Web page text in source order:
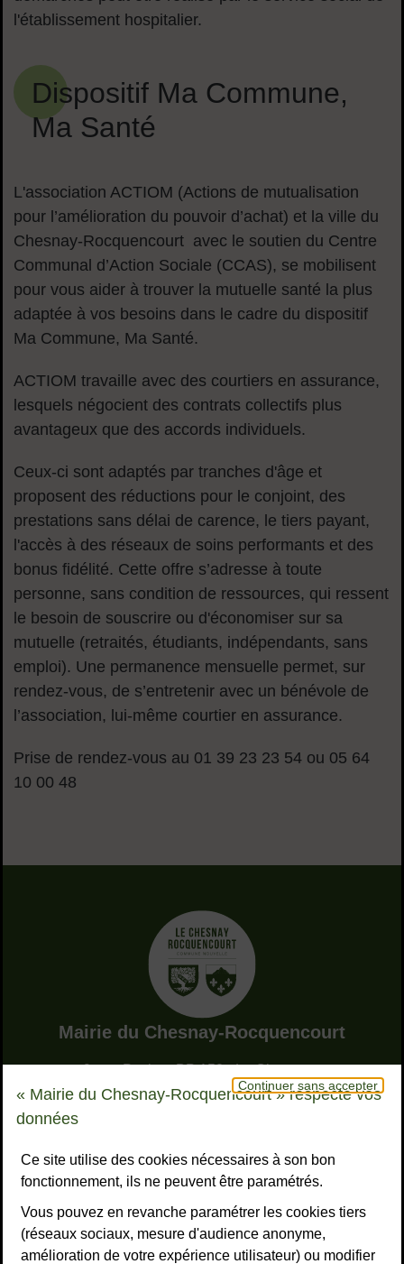
Continuer sans accepter
« Mairie du Chesnay-Rocquencourt » respecte vos
données
Ce site utilise des cookies nécessaires à son bon
fonctionnement, ils ne peuvent être paramétrés.
Vous pouvez en revanche paramétrer les cookies tiers
(réseaux sociaux, mesure d'audience anonyme,
amélioration de votre expérience utilisateur) ou modifier
l'établissement hospitalier.
Dispositif Ma Commune,
Ma Santé
L'association ACTIOM (Actions de mutualisation
pour l’amélioration du pouvoir d’achat) et la ville du
Chesnay-Rocquencourt avec le soutien du Centre
Communal d’Action Sociale (CCAS), se mobilisent
pour vous aider à trouver la mutuelle santé la plus
adaptée à vos besoins dans le cadre du dispositif
Ma Commune, Ma Santé.
ACTIOM travaille avec des courtiers en assurance,
lesquels négocient des contrats collectifs plus
avantageux que des accords individuels.
Ceux-ci sont adaptés par tranches d'âge et
proposent des réductions pour le conjoint, des
prestations sans délai de carence, le tiers payant,
l'accès à des réseaux de soins performants et des
bonus fidélité. Cette offre s’adresse à toute
personne, sans condition de ressources, qui ressent
le besoin de souscrire ou d'économiser sur sa
mutuelle (retraités, étudiants, indépendants, sans
emploi). Une permanence mensuelle permet, sur
rendez-vous, de s’entretenir avec un bénévole de
l’association, lui-même courtier en assurance.
Prise de rendez-vous au 01 39 23 23 54 ou 05 64
10 00 48
Adresse dans le pied de page
Mairie du Chesnay-Rocquencourt
78155 Le Chesnay-Rocquencourt cedex
NOUS CONTACTER
S’ABONNER À LA LETTRE D’INFO
Liens réseaux sociaux